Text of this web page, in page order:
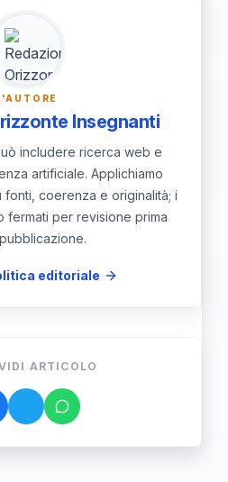
più uniforme
Insegnanti
includere ricerca web e
artificiale. Applichiamo
fonti, coerenza e originalità; i
fermati per revisione prima
editoriale
ARTICOLO